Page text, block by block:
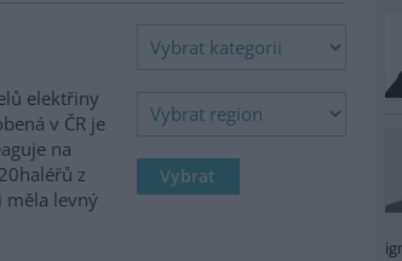
elektřiny
v ČR je
na
z
měla levný